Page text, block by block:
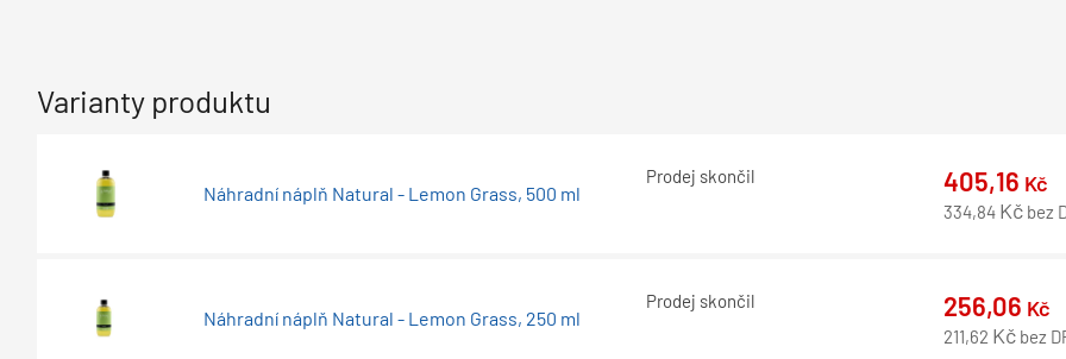
Varianty produktu
Náhradní náplň Natural - Lemon Grass, 500 ml
Prodej skončil 405,16 Kč
334,84 Kč bez
Náhradní náplň Natural - Lemon Grass, 250 ml
Prodej skončil 256,06 Kč
211,62 Kč bez